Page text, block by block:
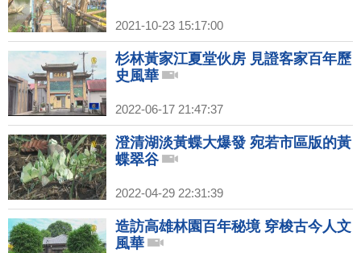
2021-10-23 15:17:00
杉林黃家江夏堂伙房 見證客家百年歷
史風華
2022-06-17 21:47:37
澄清湖淡黃蝶大爆發 宛若市區版的黃
蝶翠谷
2022-04-29 22:31:39
造訪高雄林園百年秘境 穿梭古今人文
風華